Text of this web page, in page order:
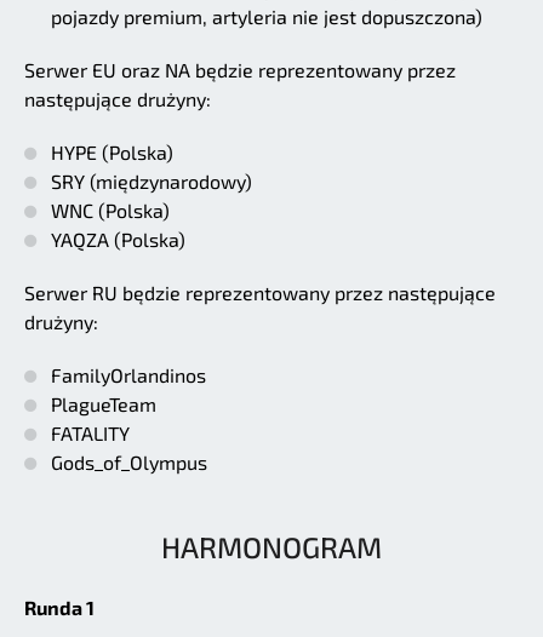
pojazdy premium, artyleria nie jest dopuszczona)
Serwer EU oraz NA będzie reprezentowany przez
następujące drużyny:
HYPE (Polska)
SRY (międzynarodowy)
WNC (Polska)
YAQZA (Polska)
Serwer RU będzie reprezentowany przez następujące
drużyny:
FamilyOrlandinos
PlagueTeam
FATALITY
Gods_of_Olympus
HARMONOGRAM
Runda 1